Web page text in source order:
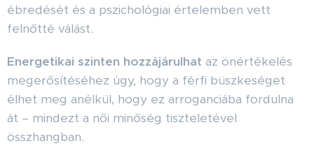
ébredését és a pszichológiai értelemben vett
felnőtté válást.
Energetikai szinten hozzájárulhat az önértékelés
megerősítéséhez úgy, hogy a férfi büszkeséget
élhet meg anélkül, hogy ez arroganciába fordulna
át – mindezt a női minőség tiszteletével
összhangban.